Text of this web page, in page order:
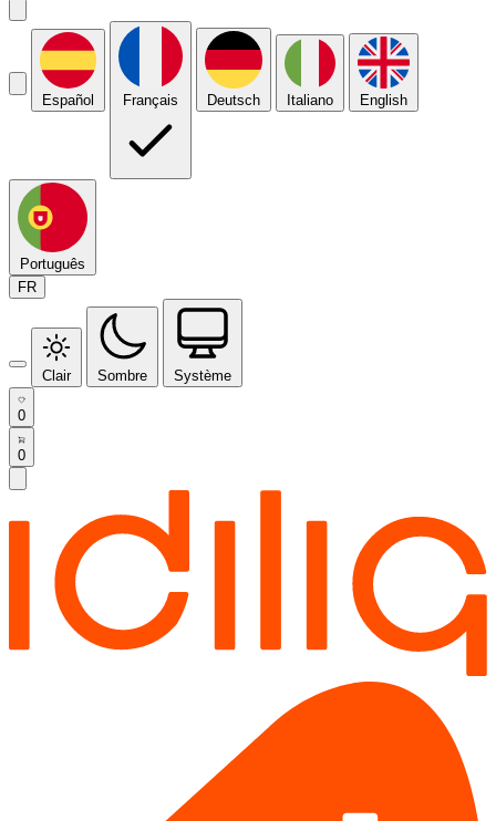
Español Français Deutsch Italiano English
Português
FR
Clair Sombre Système
0
0